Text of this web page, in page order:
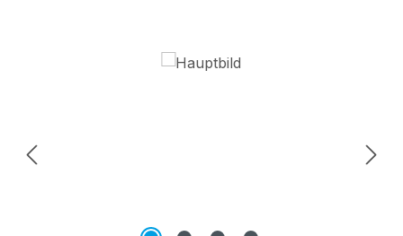
Bildergalerie überspringen